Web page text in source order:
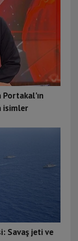
isimler
Savaş jeti ve